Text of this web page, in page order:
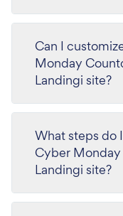
Can I
Monday
Landingi site?
What steps do
Cyber
Landingi site?